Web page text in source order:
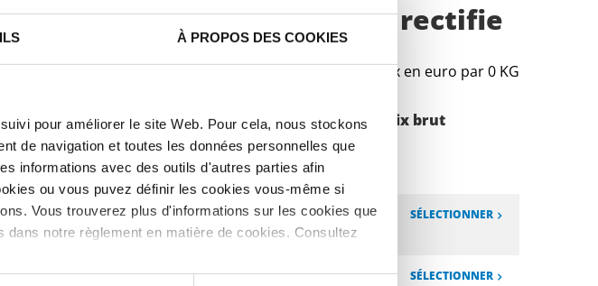
À PROPOS DES COOKIES
pour améliorer le site Web. Pour cela, nous stockons
de navigation et toutes les données personnelles que
informations avec des outils d'autres parties afin
ou vous puvez définir les cookies vous-même si
Vous trouverez plus d'informations sur les cookies que
notre règlement en matière de cookies. Consultez
ajustement h6 rectifie
Prix en euro par 0 KG
Poids des pièces en
kg
Prix brut
SÉLECTIONNER
SÉLECTIONNER